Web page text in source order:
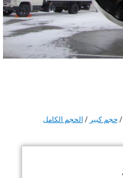
/حجم كبير /الحجم الكامل